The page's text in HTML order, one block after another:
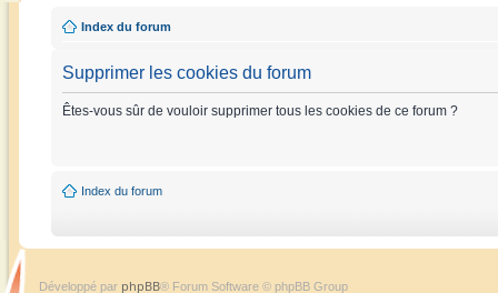
Index du forum
Supprimer les cookies du forum
Êtes-vous sûr de vouloir supprimer tous les cookies de ce forum ?
Index du forum
Développé par phpBB® Forum Software © phpBB Group